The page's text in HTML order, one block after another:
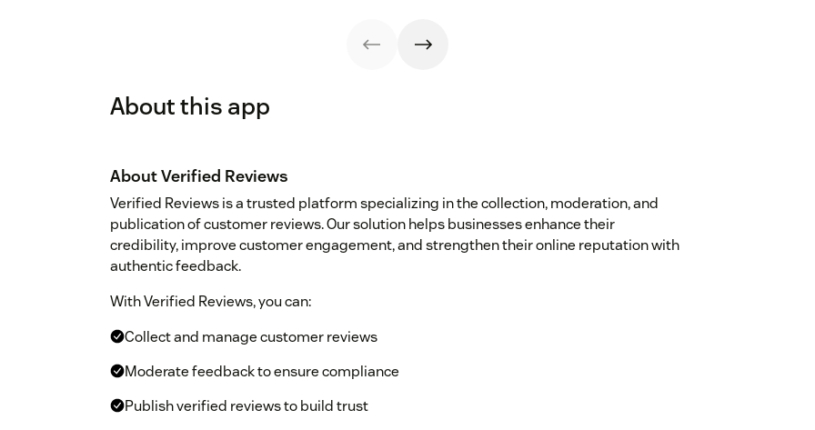
About this app
About Verified Reviews
Verified Reviews is a trusted platform specializing in the collection, moderation, and
publication of customer reviews. Our solution helps businesses enhance their
credibility, improve customer engagement, and strengthen their online reputation with
authentic feedback.
With Verified Reviews, you can:
Collect and manage customer reviews
Moderate feedback to ensure compliance
Publish verified reviews to build trust